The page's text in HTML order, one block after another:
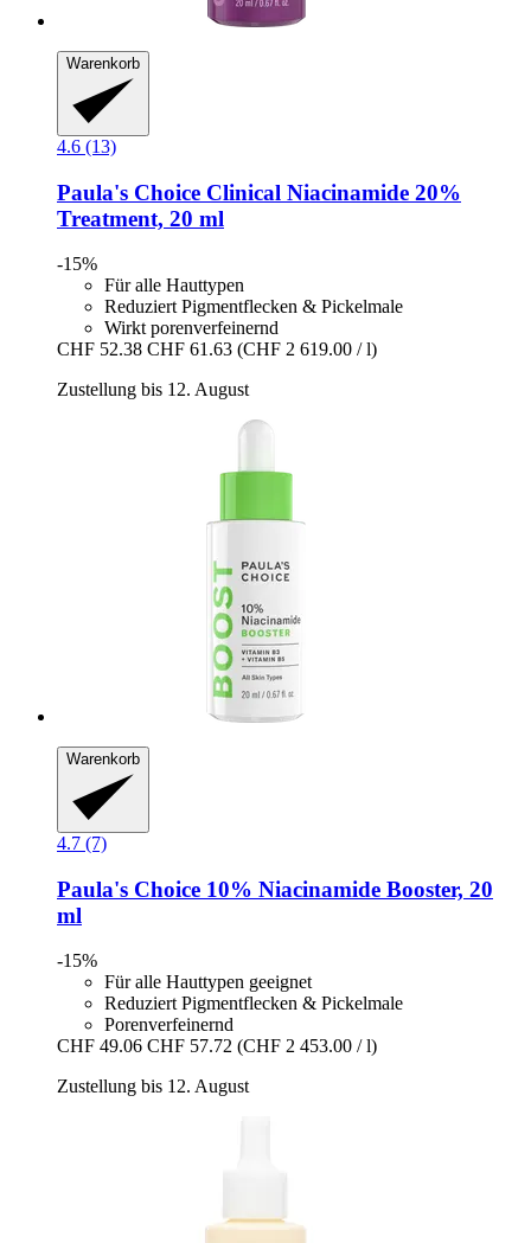
Warenkorb
4.6 (13)
Paula's Choice Clinical Niacinamide 20%
Treatment, 20 ml
-15%
Für alle Hauttypen
Reduziert Pigmentflecken & Pickelmale
Wirkt porenverfeinernd
CHF 52.38 CHF 61.63 (CHF 2 619.00 / l)
Zustellung bis 12. August
Warenkorb
4.7 (7)
Paula's Choice 10% Niacinamide Booster, 20
ml
-15%
Für alle Hauttypen geeignet
Reduziert Pigmentflecken & Pickelmale
Porenverfeinernd
CHF 49.06 CHF 57.72 (CHF 2 453.00 / l)
Zustellung bis 12. August